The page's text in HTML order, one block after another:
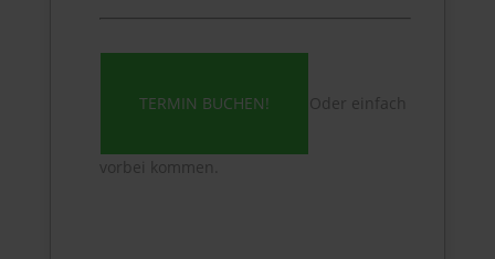
TERMIN BUCHEN! Oder einfach
vorbei kommen.